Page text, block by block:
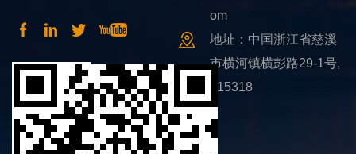
om
地址：中国浙江省慈溪
市横河镇横彭路29-1号,
315318